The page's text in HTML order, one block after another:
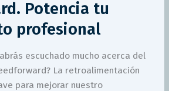
Potencia tu
profesional
escuchado mucho acerca del
La retroalimentación
para mejorar nuestro